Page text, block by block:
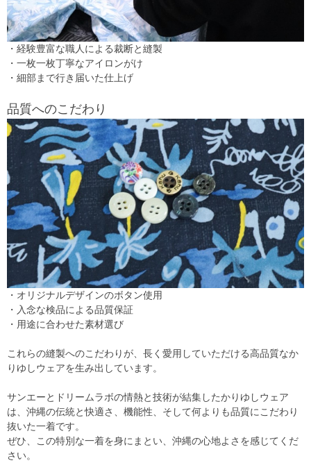
・経験豊富な職人による裁断と縫製
・一枚一枚丁寧なアイロンがけ
・細部まで行き届いた仕上げ
品質へのこだわり
・オリジナルデザインのボタン使用
・入念な検品による品質保証
・用途に合わせた素材選び
これらの縫製へのこだわりが、長く愛用していただける高品質なか
りゆしウェアを生み出しています。
サンエーとドリームラボの情熱と技術が結集したかりゆしウェア
は、沖縄の伝統と快適さ、機能性、そして何よりも品質にこだわり
抜いた一着です。
ぜひ、この特別な一着を身にまとい、沖縄の心地よさを感じてくだ
さい。